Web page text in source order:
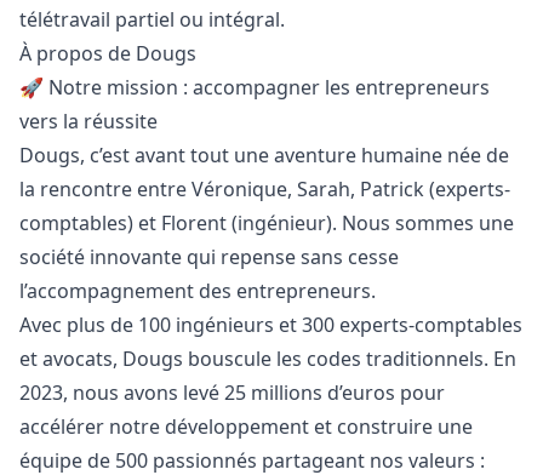
télétravail partiel ou intégral.
À propos de Dougs
🚀 Notre mission : accompagner les entrepreneurs
vers la réussite
Dougs, c’est avant tout une aventure humaine née de
la rencontre entre Véronique, Sarah, Patrick (experts-
comptables) et Florent (ingénieur). Nous sommes une
société innovante qui repense sans cesse
l’accompagnement des entrepreneurs.
Avec plus de 100 ingénieurs et 300 experts-comptables
et avocats, Dougs bouscule les codes traditionnels. En
2023, nous avons levé 25 millions d’euros pour
accélérer notre développement et construire une
équipe de 500 passionnés partageant nos valeurs :